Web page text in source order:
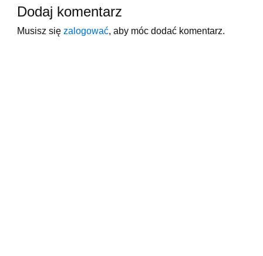
Dodaj komentarz
Musisz się zalogować , aby móc dodać komentarz.